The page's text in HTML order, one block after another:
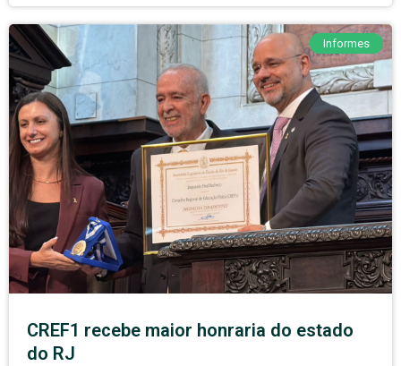
Informes
CREF1 recebe maior honraria do estado
do RJ